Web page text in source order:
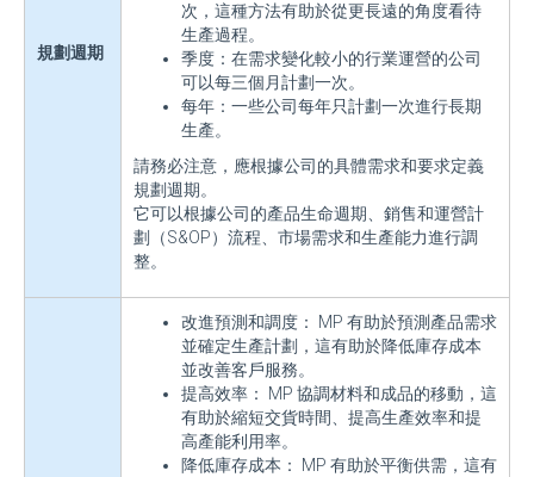
規劃週期
次，這種方法有助於從更長遠的角度看待
生產過程。
季度：在需求變化較小的行業運營的公司
可以每三個月計劃一次。
每年：一些公司每年只計劃一次進行長期
生產。
請務必注意，應根據公司的具體需求和要求定義
規劃週期。
它可以根據公司的產品生命週期、銷售和運營計
劃（S&OP）流程、市場需求和生產能力進行調
整。
改進預測和調度： MP 有助於預測產品需求
並確定生產計劃，這有助於降低庫存成本
並改善客戶服務。
提高效率： MP 協調材料和成品的移動，這
有助於縮短交貨時間、提高生產效率和提
高產能利用率。
降低庫存成本： MP 有助於平衡供需，這有